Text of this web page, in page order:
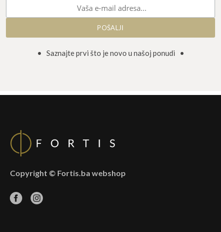
• Saznajte prvi što je novo u našoj ponudi •
Copyright © Fortis.ba webshop